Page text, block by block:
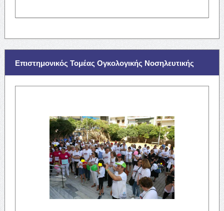
Επιστημονικός Τομέας Ογκολογικής Νοσηλευτικής